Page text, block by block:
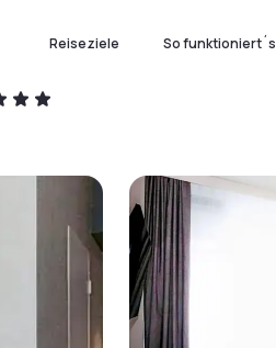
Reiseziele So funktioniert´s